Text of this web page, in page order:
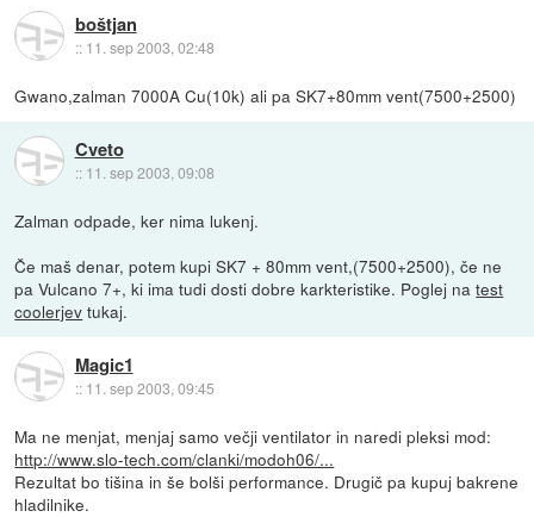
boštjan
:: 11. sep 2003, 02:48
Gwano,zalman 7000A Cu(10k) ali pa SK7+80mm vent(7500+2500)
Cveto
:: 11. sep 2003, 09:08
Zalman odpade, ker nima lukenj.
Če maš denar, potem kupi SK7 + 80mm vent,(7500+2500), če ne
pa Vulcano 7+, ki ima tudi dosti dobre karkteristike. Poglej natest
coolerjev tukaj.
Magic1
:: 11. sep 2003, 09:45
Ma ne menjat, menjaj samo večji ventilator in naredi pleksi mod:
http://www.slo-tech.com/clanki/modoh06/...
Rezultat bo tišina in še bolši performance. Drugič pa kupuj bakrene
hladilnike.